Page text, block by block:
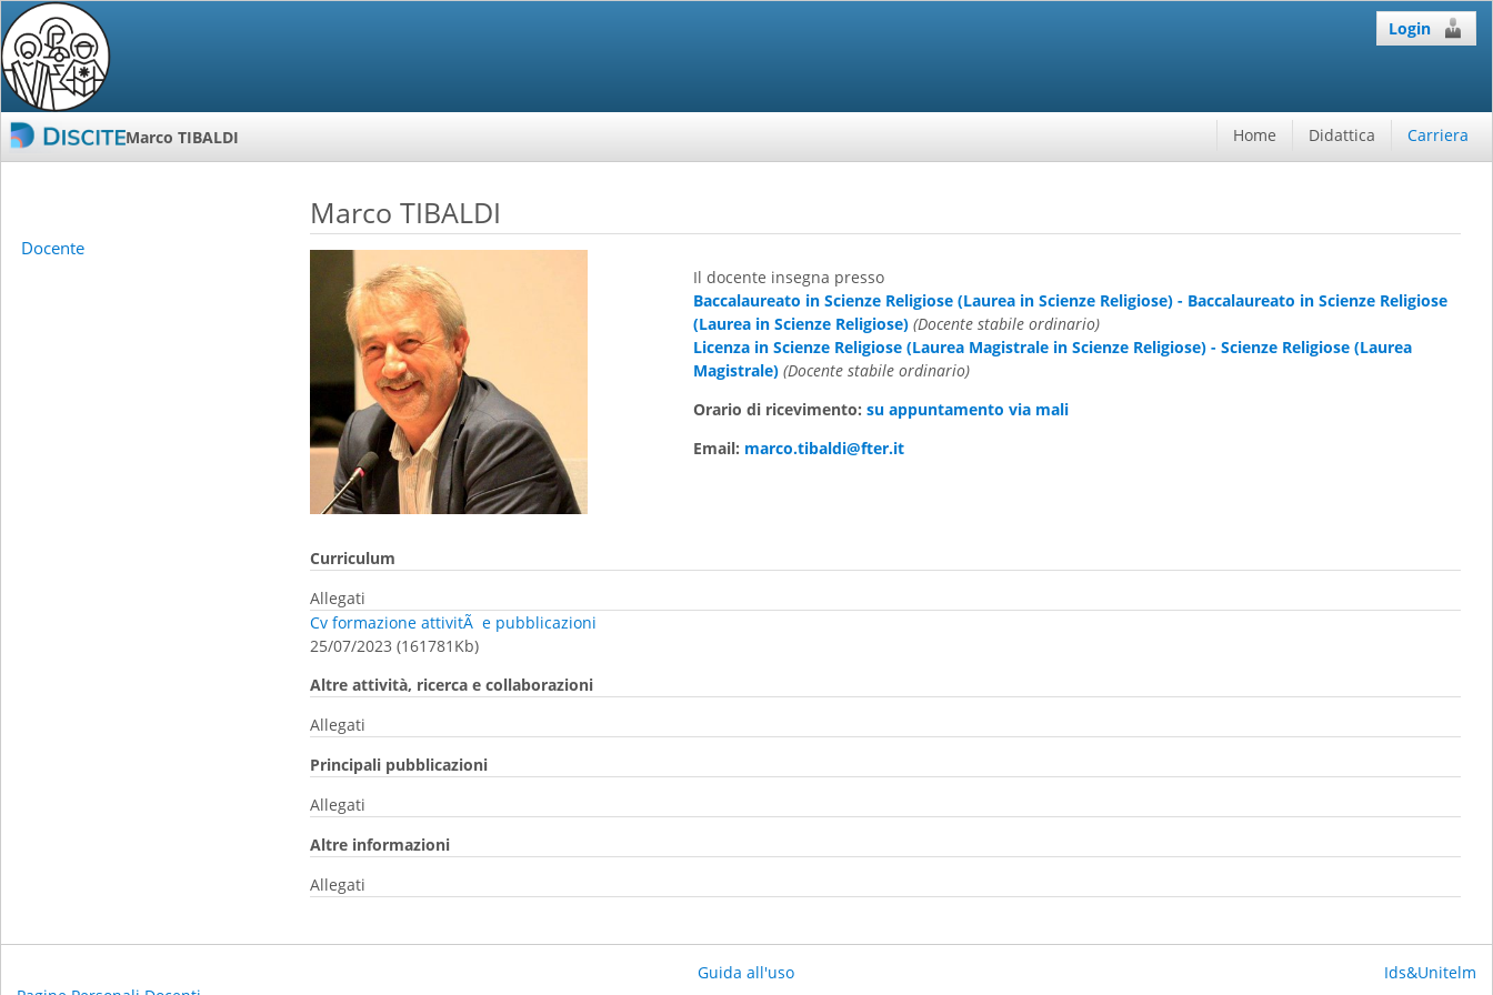
Login
Marco TIBALDI Home Didattica Carriera
Docente
Marco TIBALDI
Il docente insegna presso
Baccalaureato in Scienze Religiose (Laurea in Scienze Religiose) - Baccalaureato in Scienze Religiose
(Laurea in Scienze Religiose) (Docente stabile ordinario)
Licenza in Scienze Religiose (Laurea Magistrale in Scienze Religiose) - Scienze Religiose (Laurea
Magistrale) (Docente stabile ordinario)
Orario di ricevimento:su appuntamento via mali
Email: marco.tibaldi@fter.it
Curriculum
Allegati
Cv formazione attivitÃ e pubblicazioni
25/07/2023 (161781Kb)
Altre attività, ricerca e collaborazioni
Allegati
Principali pubblicazioni
Allegati
Altre informazioni
Allegati
Guida all'uso Ids&Unitelm